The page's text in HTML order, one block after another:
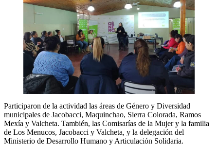
Participaron de la actividad las áreas de Género y Diversidad
municipales de Jacobacci, Maquinchao, Sierra Colorada, Ramos
Mexía y Valcheta. También, las Comisarías de la Mujer y la familia
de Los Menucos, Jacobacci y Valcheta, y la delegación del
Ministerio de Desarrollo Humano y Articulación Solidaria.